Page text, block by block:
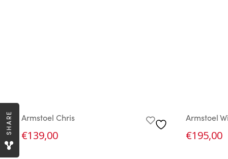
SHARE Armstoel Chris
€139,00
Armstoel
€195,00